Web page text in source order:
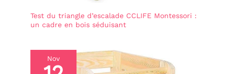
Test du triangle d’escalade CCLIFE Montessori :
un cadre en bois séduisant
Nov